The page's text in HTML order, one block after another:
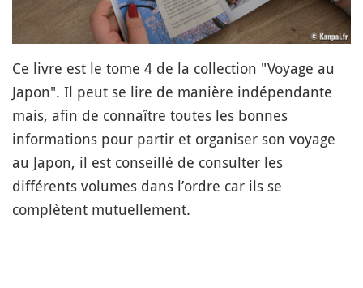
Ce livre est le tome 4 de la collection "Voyage au
Japon". Il peut se lire de manière indépendante
mais, afin de connaître toutes les bonnes
informations pour partir et organiser son voyage
au Japon, il est conseillé de consulter les
différents volumes dans l’ordre car ils se
complètent mutuellement.